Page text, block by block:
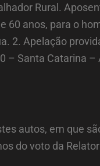
Rural.
60 anos, para o
2. Apelação
– Santa Catarina
autos, em que
do voto da